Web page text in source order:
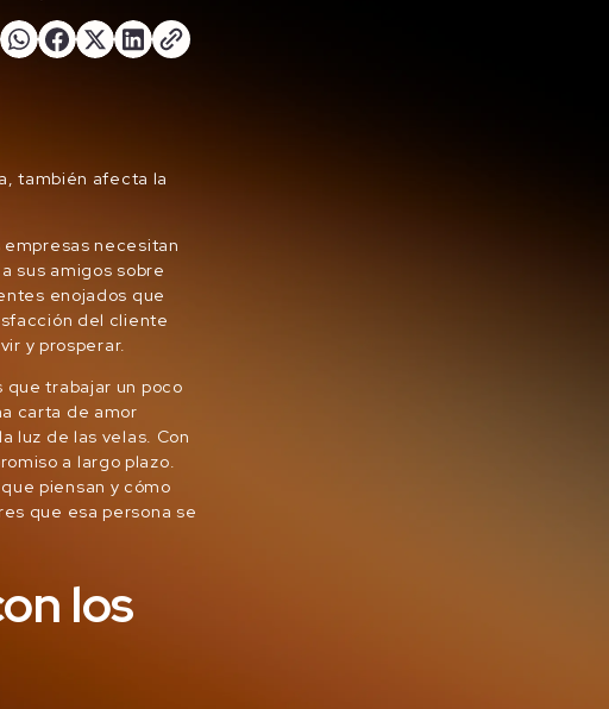
también afecta la
empresas necesitan
sus amigos sobre
enojados que
del cliente
y prosperar.
que trabajar un poco
carta de amor
luz de las velas. Con
a largo plazo.
piensan y cómo
que esa persona se
los